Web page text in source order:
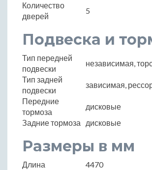
Количество
дверей
5
Подвеска и
Тип передней
подвески
независимая,
Тип задней
подвески
зависимая,
Передние
тормоза
дисковые
Задние тормоза
дисковые
Размеры в мм
Длина
4470